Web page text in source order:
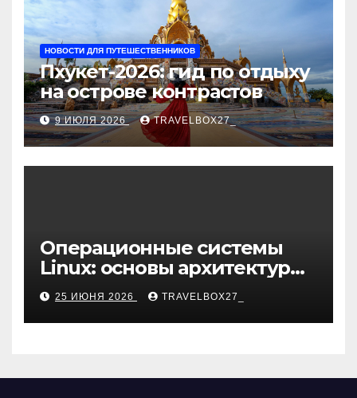
НОВОСТИ ДЛЯ ПУТЕШЕСТВЕННИКОВ
Пхукет-2026: гид по отдыху
на острове контрастов
9 ИЮЛЯ 2026 TRAVELBOX27_
Операционные системы
Linux: основы архитектуры,
компоненты и области
применения
25 ИЮНЯ 2026 TRAVELBOX27_